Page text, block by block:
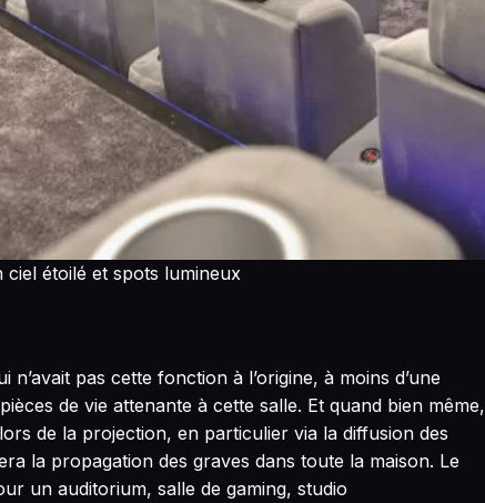
étoilé et spots lumineux
pas cette fonction à l’origine, à moins d’une
de vie attenante à cette salle. Et quand bien même,
de la projection, en particulier via la diffusion des
la propagation des graves dans toute la maison. Le
un auditorium, salle de gaming, studio